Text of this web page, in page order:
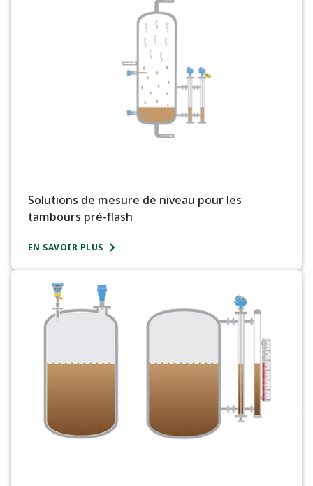
Solutions de mesure de niveau pour les
tambours pré-flash
EN SAVOIR PLUS